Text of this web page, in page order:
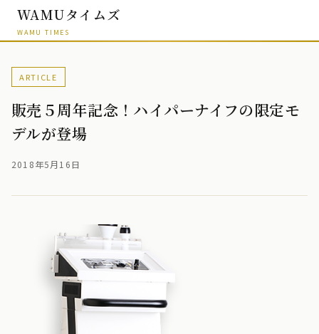
WAMUタイムズ
WAMU TIMES
ARTICLE
販売５周年記念！ハイパーナイフの限定モ
デルが登場
2018年5月16日